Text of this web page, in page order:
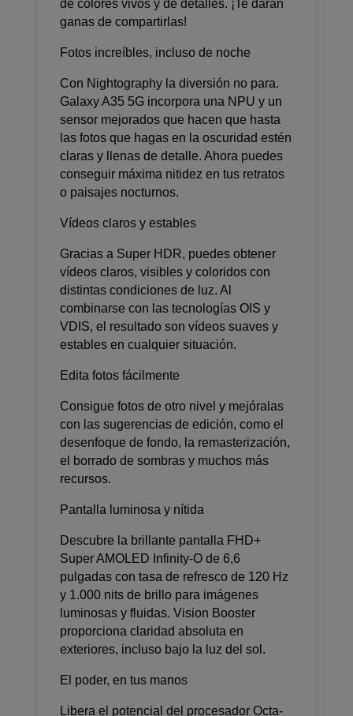
de colores vivos y de detalles. ¡Te darán
ganas de compartirlas!
Fotos increíbles, incluso de noche
Con Nightography la diversión no para.
Galaxy A35 5G incorpora una NPU y un
sensor mejorados que hacen que hasta
las fotos que hagas en la oscuridad estén
claras y llenas de detalle. Ahora puedes
conseguir máxima nitidez en tus retratos
o paisajes nocturnos.
Vídeos claros y estables
Gracias a Super HDR, puedes obtener
vídeos claros, visibles y coloridos con
distintas condiciones de luz. Al
combinarse con las tecnologías OIS y
VDIS, el resultado son vídeos suaves y
estables en cualquier situación.
Edita fotos fácilmente
Consigue fotos de otro nivel y mejóralas
con las sugerencias de edición, como el
desenfoque de fondo, la remasterización,
el borrado de sombras y muchos más
recursos.
Pantalla luminosa y nítida
Descubre la brillante pantalla FHD+
Super AMOLED Infinity-O de 6,6
pulgadas con tasa de refresco de 120 Hz
y 1.000 nits de brillo para imágenes
luminosas y fluidas. Vision Booster
proporciona claridad absoluta en
exteriores, incluso bajo la luz del sol.
El poder, en tus manos
Libera el potencial del procesador Octa-